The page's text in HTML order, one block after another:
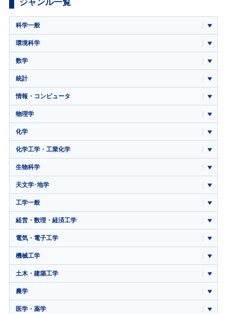
ジャンル一覧
科学一般
環境科学
数学
統計
情報・コンピュータ
物理学
化学
化学工学・工業化学
生物科学
天文学･地学
工学一般
経営・数理・経済工学
電気・電子工学
機械工学
土木・建築工学
農学
医学・薬学